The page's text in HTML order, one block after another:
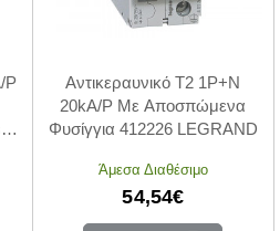
P
P
Αντικεραυνικό Τ2 1P+N
20kA/P Με Αποσπώμενα
Φυσίγγια 412226 LEGRAND
Άμεσα Διαθέσιμο
54,54€